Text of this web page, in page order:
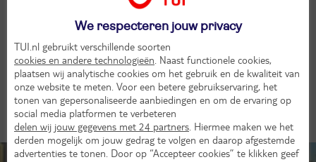
Taal
Kroatisch
Afstand tot Nederland
1100 km
We respecteren jouw privacy
TUI.nl gebruikt verschillende soorten
cookies en andere technologieën . Naast functionele cookies,
plaatsen wij analytische cookies om het gebruik en de kwaliteit van
onze website te meten. Voor een betere gebruikservaring, het
tonen van gepersonaliseerde aanbiedingen en om de ervaring op
social media platformen te verbeteren
delen wij jouw gegevens met 24 partners . Hiermee maken we het
derden mogelijk om jouw gedrag te volgen en daarop afgestemde
advertenties te tonen. Door op “Accepteer cookies” te klikken geef